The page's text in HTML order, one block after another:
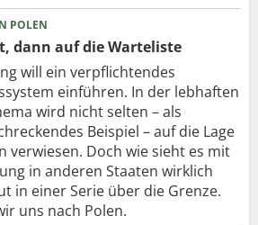
POLEN
dann auf die Warteliste
will ein verpflichtendes
einführen. In der lebhaften
wird nicht selten – als
Beispiel – auf die Lage
verwiesen. Doch wie sieht es mit
in anderen Staaten wirklich
in einer Serie über die Grenze.
uns nach Polen.